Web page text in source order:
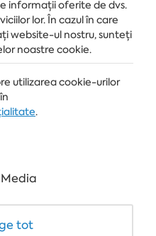
MĂ ABONEZ
& BARURI
informații oferite de dvs.
lor. În cazul în care
website-ul nostru, sunteți
noastre cookie.
utilizarea cookie-urilor
.
tot